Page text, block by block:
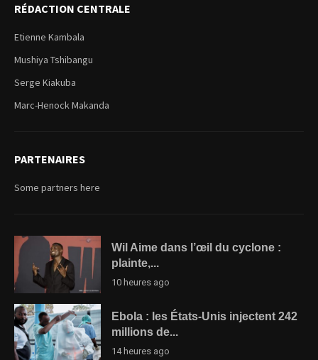
RÉDACTION CENTRALE
Etienne Kambala
Mushiya Tshibangu
Serge Kiakuba
Marc-Henock Makanda
PARTENAIRES
Some partners here
Wil Aime dans l’œil du cyclone :
plainte,...
10 heures ago
Ebola : les États-Unis injectent 242
millions de...
14 heures ago